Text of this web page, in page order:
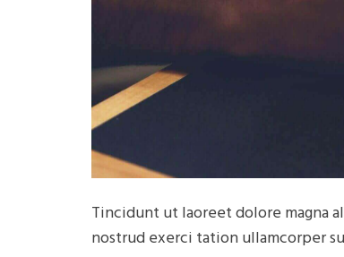
Tincidunt ut laoreet dolore magna
nostrud exerci tation ullamcorper